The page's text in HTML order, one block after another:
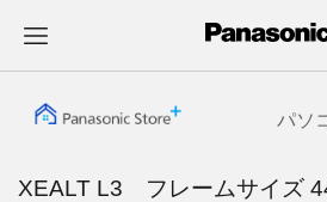
パソ
XEALT L3 フレームサイズ